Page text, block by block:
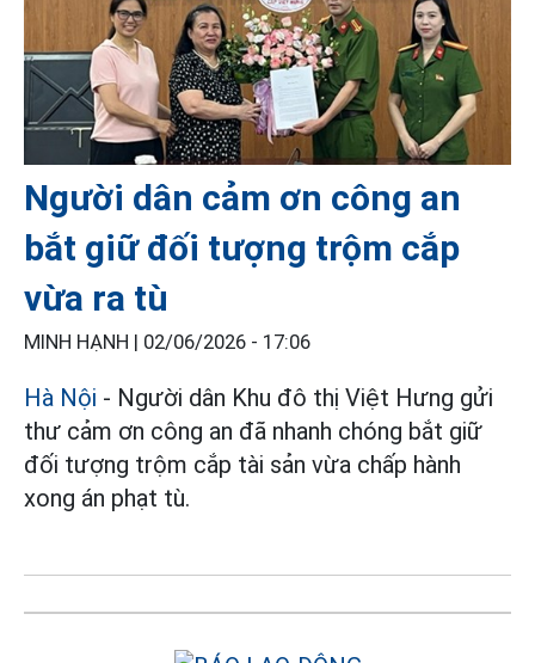
Người dân cảm ơn công an
bắt giữ đối tượng trộm cắp
vừa ra tù
MINH HẠNH | 02/06/2026 - 17:06
Hà Nội - Người dân Khu đô thị Việt Hưng gửi
thư cảm ơn công an đã nhanh chóng bắt giữ
đối tượng trộm cắp tài sản vừa chấp hành
xong án phạt tù.